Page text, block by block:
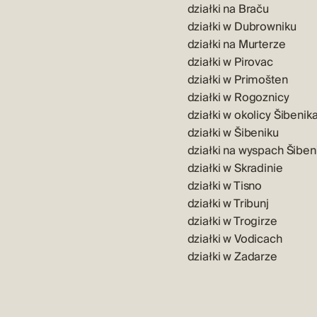
działki na Braču
działki w Dubrowniku
działki na Murterze
działki w Pirovac
działki w Primošten
działki w Rogoznicy
działki w okolicy Šibenika
działki w Šibeniku
działki na wyspach
działki w Skradinie
działki w Tisno
działki w Tribunj
działki w Trogirze
działki w Vodicach
działki w Zadarze